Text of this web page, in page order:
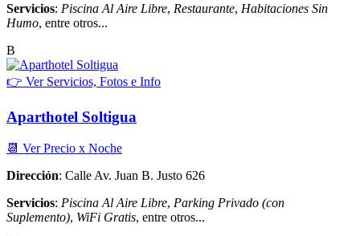
Servicios: Piscina Al Aire Libre, Restaurante, Habitaciones Sin
Humo, entre otros...
B
👉 Ver Servicios, Fotos e Info
Aparthotel Soltigua
📆 Ver Precio x Noche
Dirección: Calle Av. Juan B. Justo 626
Servicios: Piscina Al Aire Libre, Parking Privado (con
Suplemento), WiFi Gratis, entre otros...